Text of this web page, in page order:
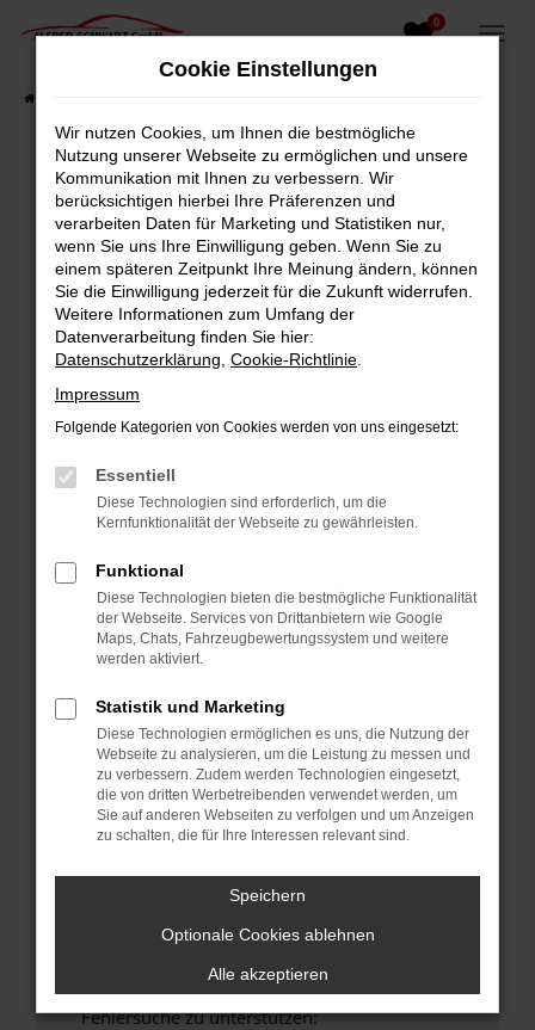
Zum
0
Fehler: Network Error
Beim Laden ist ein Fehler aufgetreten.
Hier sind ein paar Tipps, die dir helfen können:
Überprüfe deine Firewall und deine
Internetverbindung.
Laden andere Webseiten, zum Beispiel deine
Suchmaschine?
Prüfe deine Browsererweiterungen.
Manche Erweiterungen, wie Werbeblocker,
können das Laden bestimmter Seiten
verhindern. Funktioniert die Seite in einem
Fenster?
Starte dein Gerät neu.
Das kann manchmal helfen, vorübergehende
Probleme zu beheben.
Betriebssystem auf dem neuesten Stand
sind.
Veraltete Software birgt nicht nur ein
Sicherheitsrisiko, sondern kann auch dazu
führen, dass bestimmte Funktionen nicht mehr
unterstützt werden.
Wende dich an den Webseitenbetreiber.
Wenn du alle oben genannten Schritte versucht
hast, kontaktiere uns bitte. Wir werden
versuchen, das Problem zu beheben. Du kannst
uns diesen Text schicken, um uns bei der
Fehlersuche zu unterstützen:
Cookie Einstellungen
Wir nutzen Cookies, um Ihnen die bestmögliche
Nutzung unserer Webseite zu ermöglichen und unsere
Kommunikation mit Ihnen zu verbessern. Wir
berücksichtigen hierbei Ihre Präferenzen und
verarbeiten Daten für Marketing und Statistiken nur,
wenn Sie uns Ihre Einwilligung geben. Wenn Sie zu
einem späteren Zeitpunkt Ihre Meinung ändern, können
Sie die Einwilligung jederzeit für die Zukunft widerrufen.
Weitere Informationen zum Umfang der
Datenverarbeitung finden Sie hier:
Datenschutzerklärung Cookie-Richtlinie
Impressum
Folgende Kategorien von Cookies werden von uns eingesetzt:
Essentiell
Diese Technologien sind erforderlich, um die
Kernfunktionalität der Webseite zu gewährleisten.
Funktional
Diese Technologien bieten die bestmögliche Funktionalität
der Webseite. Services von Drittanbietern wie Google
Maps, Chats, Fahrzeugbewertungssystem und weitere
werden aktiviert.
Statistik und Marketing
Diese Technologien ermöglichen es uns, die Nutzung der
Webseite zu analysieren, um die Leistung zu messen und
zu verbessern. Zudem werden Technologien eingesetzt,
die von dritten Werbetreibenden verwendet werden, um
Sie auf anderen Webseiten zu verfolgen und um Anzeigen
zu schalten, die für Ihre Interessen relevant sind.
Speichern
Optionale Cookies ablehnen
Alle akzeptieren